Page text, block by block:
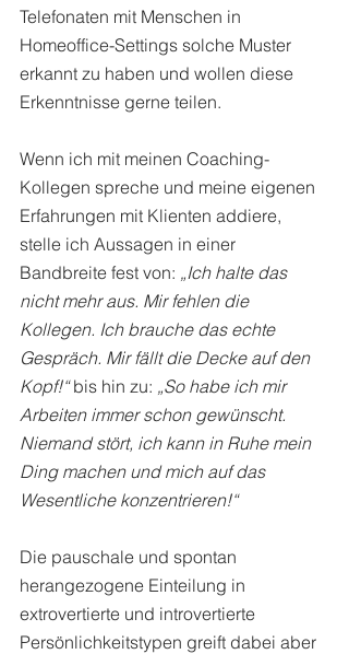
Telefonaten mit Menschen in
Homeoffice-Settings solche Muster
erkannt zu haben und wollen diese
Erkenntnisse gerne teilen.
Wenn ich mit meinen Coaching-
Kollegen spreche und meine eigenen
Erfahrungen mit Klienten addiere,
stelle ich Aussagen in einer
Bandbreite fest von: „Ich halte das
nicht mehr aus. Mir fehlen die
Kollegen. Ich brauche das echte
Gespräch. Mir fällt die Decke auf den
Kopf!“ bis hin zu: „So habe ich mir
Arbeiten immer schon gewünscht.
Niemand stört, ich kann in Ruhe mein
Ding machen und mich auf das
Wesentliche konzentrieren!“
Die pauschale und spontan
herangezogene Einteilung in
extrovertierte und introvertierte
Persönlichkeitstypen greift dabei aber